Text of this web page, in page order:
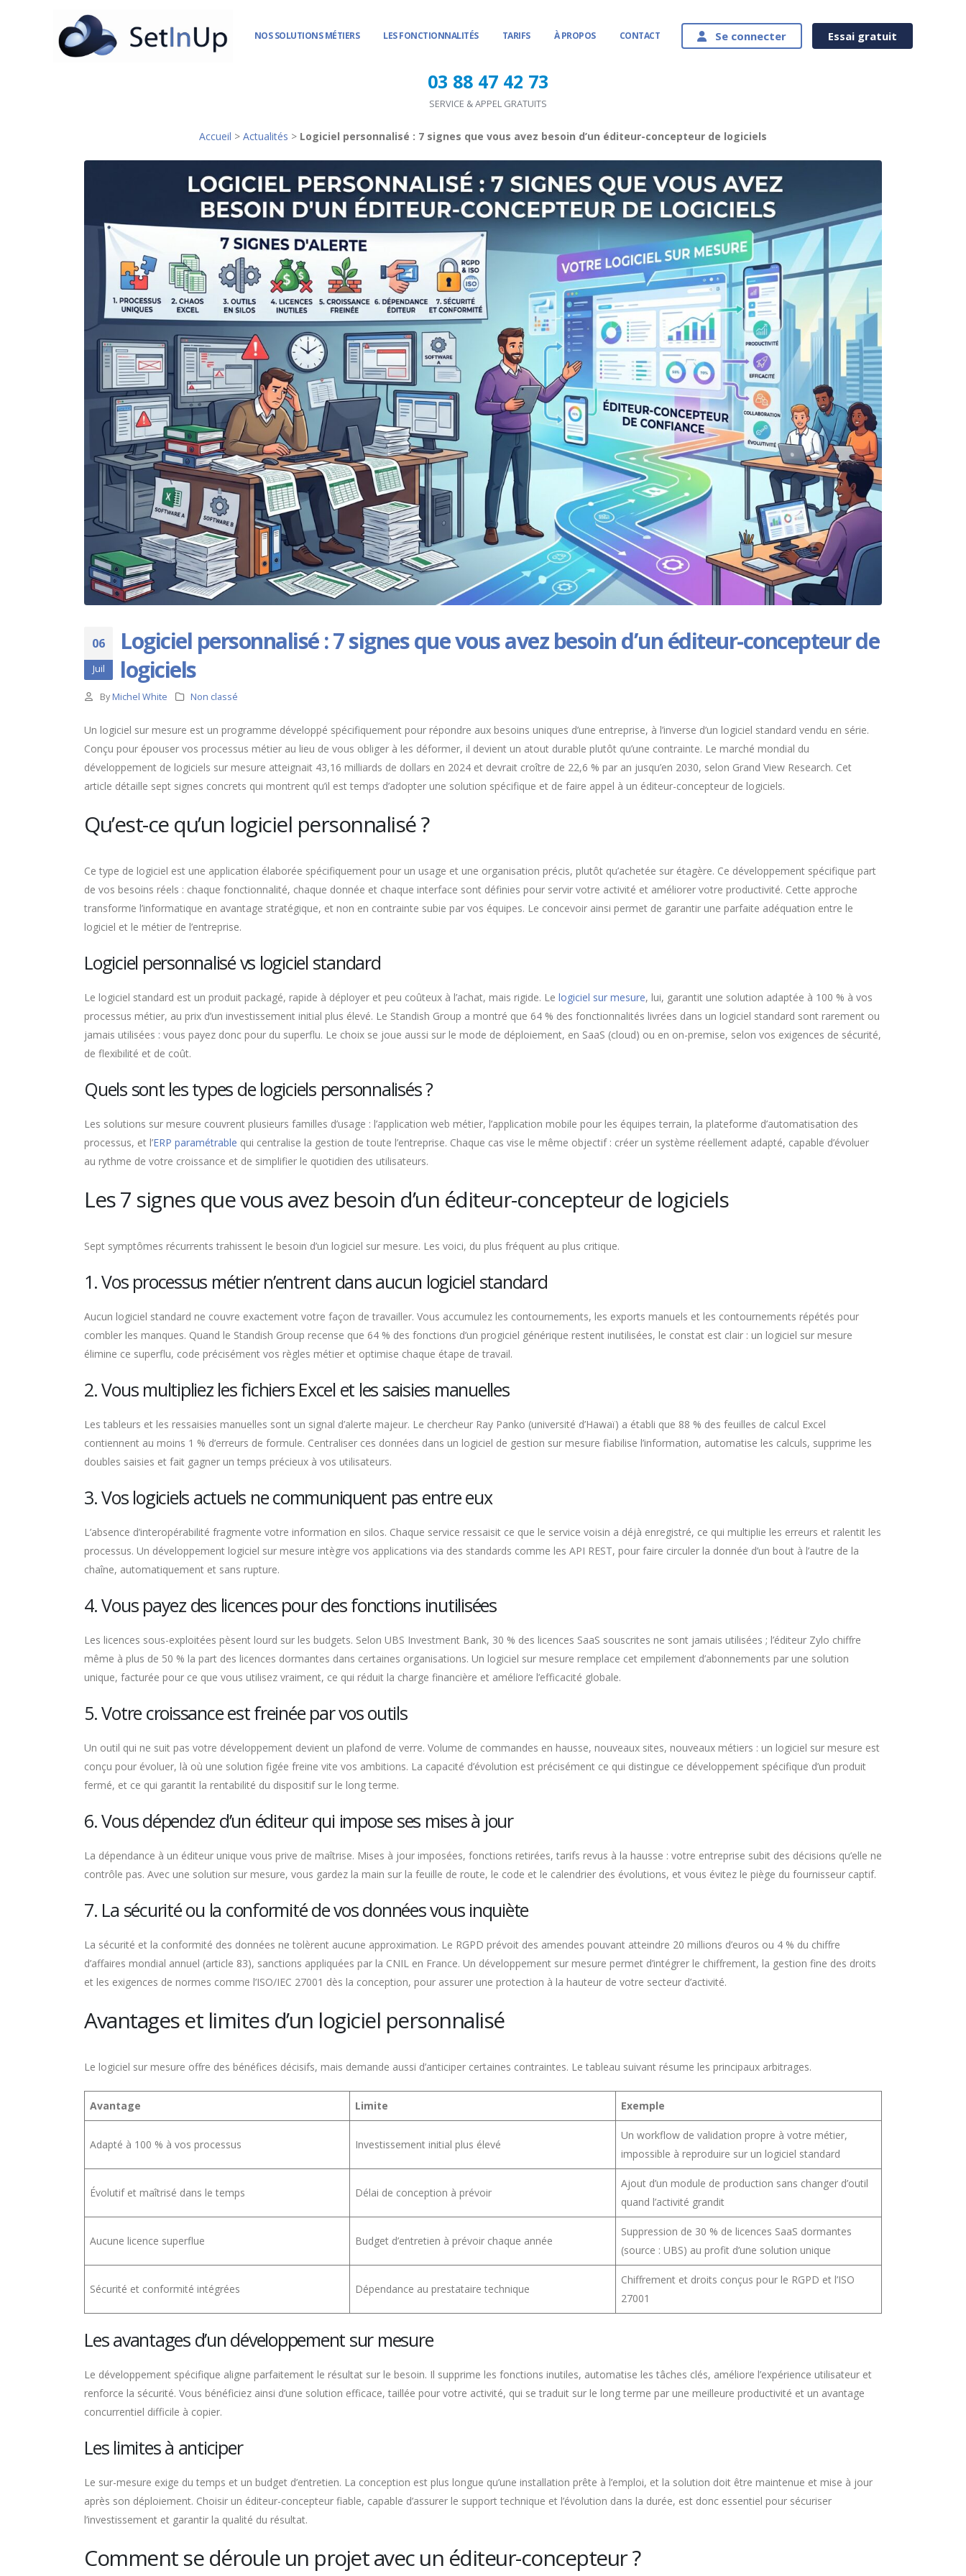
NOS SOLUTIONS MÉTIERS LES FONCTIONNALITÉS TARIFS À PROPOS CONTACT Se connecter Essai gratuit
03 88 47 42 73
SERVICE & APPEL GRATUITS
Accueil > Actualités > Logiciel personnalisé : 7 signes que vous avez besoin d’un éditeur-concepteur de logiciels
06
Juil
Logiciel personnalisé : 7 signes que vous avez besoin d’un éditeur-concepteur de
logiciels
By Michel White Non classé
Un logiciel sur mesure est un programme développé spécifiquement pour répondre aux besoins uniques d’une entreprise, à l’inverse d’un logiciel standard vendu en série.
Conçu pour épouser vos processus métier au lieu de vous obliger à les déformer, il devient un atout durable plutôt qu’une contrainte. Le marché mondial du
développement de logiciels sur mesure atteignait 43,16 milliards de dollars en 2024 et devrait croître de 22,6 % par an jusqu’en 2030, selon Grand View Research. Cet
article détaille sept signes concrets qui montrent qu’il est temps d’adopter une solution spécifique et de faire appel à un éditeur-concepteur de logiciels.
Qu’est-ce qu’un logiciel personnalisé ?
Ce type de logiciel est une application élaborée spécifiquement pour un usage et une organisation précis, plutôt qu’achetée sur étagère. Ce développement spécifique part
de vos besoins réels : chaque fonctionnalité, chaque donnée et chaque interface sont définies pour servir votre activité et améliorer votre productivité. Cette approche
transforme l’informatique en avantage stratégique, et non en contrainte subie par vos équipes. Le concevoir ainsi permet de garantir une parfaite adéquation entre le
logiciel et le métier de l’entreprise.
Logiciel personnalisé vs logiciel standard
Le logiciel standard est un produit packagé, rapide à déployer et peu coûteux à l’achat, mais rigide. Le logiciel sur mesure, lui, garantit une solution adaptée à 100 % à vos
processus métier, au prix d’un investissement initial plus élevé. Le Standish Group a montré que 64 % des fonctionnalités livrées dans un logiciel standard sont rarement ou
jamais utilisées : vous payez donc pour du superflu. Le choix se joue aussi sur le mode de déploiement, en SaaS (cloud) ou en on-premise, selon vos exigences de sécurité,
de flexibilité et de coût.
Quels sont les types de logiciels personnalisés ?
Les solutions sur mesure couvrent plusieurs familles d’usage : l’application web métier, l’application mobile pour les équipes terrain, la plateforme d’automatisation des
processus, et l’ERP paramétrable qui centralise la gestion de toute l’entreprise. Chaque cas vise le même objectif : créer un système réellement adapté, capable d’évoluer
au rythme de votre croissance et de simplifier le quotidien des utilisateurs.
Les 7 signes que vous avez besoin d’un éditeur-concepteur de logiciels
Sept symptômes récurrents trahissent le besoin d’un logiciel sur mesure. Les voici, du plus fréquent au plus critique.
1. Vos processus métier n’entrent dans aucun logiciel standard
Aucun logiciel standard ne couvre exactement votre façon de travailler. Vous accumulez les contournements, les exports manuels et les contournements répétés pour
combler les manques. Quand le Standish Group recense que 64 % des fonctions d’un progiciel générique restent inutilisées, le constat est clair : un logiciel sur mesure
élimine ce superflu, code précisément vos règles métier et optimise chaque étape de travail.
2. Vous multipliez les fichiers Excel et les saisies manuelles
Les tableurs et les ressaisies manuelles sont un signal d’alerte majeur. Le chercheur Ray Panko (université d’Hawaï) a établi que 88 % des feuilles de calcul Excel
contiennent au moins 1 % d’erreurs de formule. Centraliser ces données dans un logiciel de gestion sur mesure fiabilise l’information, automatise les calculs, supprime les
doubles saisies et fait gagner un temps précieux à vos utilisateurs.
3. Vos logiciels actuels ne communiquent pas entre eux
L’absence d’interopérabilité fragmente votre information en silos. Chaque service ressaisit ce que le service voisin a déjà enregistré, ce qui multiplie les erreurs et ralentit les
processus. Un développement logiciel sur mesure intègre vos applications via des standards comme les API REST, pour faire circuler la donnée d’un bout à l’autre de la
chaîne, automatiquement et sans rupture.
4. Vous payez des licences pour des fonctions inutilisées
Les licences sous-exploitées pèsent lourd sur les budgets. Selon UBS Investment Bank, 30 % des licences SaaS souscrites ne sont jamais utilisées ; l’éditeur Zylo chiffre
même à plus de 50 % la part des licences dormantes dans certaines organisations. Un logiciel sur mesure remplace cet empilement d’abonnements par une solution
unique, facturée pour ce que vous utilisez vraiment, ce qui réduit la charge financière et améliore l’efficacité globale.
5. Votre croissance est freinée par vos outils
Un outil qui ne suit pas votre développement devient un plafond de verre. Volume de commandes en hausse, nouveaux sites, nouveaux métiers : un logiciel sur mesure est
conçu pour évoluer, là où une solution figée freine vite vos ambitions. La capacité d’évolution est précisément ce qui distingue ce développement spécifique d’un produit
fermé, et ce qui garantit la rentabilité du dispositif sur le long terme.
6. Vous dépendez d’un éditeur qui impose ses mises à jour
La dépendance à un éditeur unique vous prive de maîtrise. Mises à jour imposées, fonctions retirées, tarifs revus à la hausse : votre entreprise subit des décisions qu’elle ne
contrôle pas. Avec une solution sur mesure, vous gardez la main sur la feuille de route, le code et le calendrier des évolutions, et vous évitez le piège du fournisseur captif.
7. La sécurité ou la conformité de vos données vous inquiète
La sécurité et la conformité des données ne tolèrent aucune approximation. Le RGPD prévoit des amendes pouvant atteindre 20 millions d’euros ou 4 % du chiffre
d’affaires mondial annuel (article 83), sanctions appliquées par la CNIL en France. Un développement sur mesure permet d’intégrer le chiffrement, la gestion fine des droits
et les exigences de normes comme l’ISO/IEC 27001 dès la conception, pour assurer une protection à la hauteur de votre secteur d’activité.
Avantages et limites d’un logiciel personnalisé
Le logiciel sur mesure offre des bénéfices décisifs, mais demande aussi d’anticiper certaines contraintes. Le tableau suivant résume les principaux arbitrages.
Avantage Limite Exemple
Adapté à 100 % à vos processus Investissement initial plus élevé
Un workflow de validation propre à votre métier,
impossible à reproduire sur un logiciel standard
Évolutif et maîtrisé dans le temps Délai de conception à prévoir
Ajout d’un module de production sans changer d’outil
quand l’activité grandit
Aucune licence superflue Budget d’entretien à prévoir chaque année
Suppression de 30 % de licences SaaS dormantes
(source : UBS) au profit d’une solution unique
Sécurité et conformité intégrées Dépendance au prestataire technique
Chiffrement et droits conçus pour le RGPD et l’ISO
27001
Les avantages d’un développement sur mesure
Le développement spécifique aligne parfaitement le résultat sur le besoin. Il supprime les fonctions inutiles, automatise les tâches clés, améliore l’expérience utilisateur et
renforce la sécurité. Vous bénéficiez ainsi d’une solution efficace, taillée pour votre activité, qui se traduit sur le long terme par une meilleure productivité et un avantage
concurrentiel difficile à copier.
Les limites à anticiper
Le sur-mesure exige du temps et un budget d’entretien. La conception est plus longue qu’une installation prête à l’emploi, et la solution doit être maintenue et mise à jour
après son déploiement. Choisir un éditeur-concepteur fiable, capable d’assurer le support technique et l’évolution dans la durée, est donc essentiel pour sécuriser
l’investissement et garantir la qualité du résultat.
Comment se déroule un projet avec un éditeur-concepteur ?